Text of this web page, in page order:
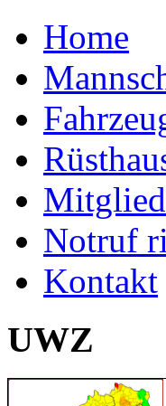
Home
Notruf
Kontakt
UWZ